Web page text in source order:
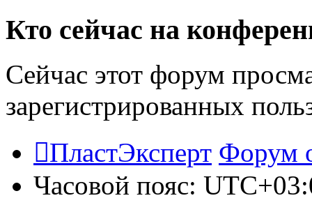
Кто сейчас на
Сейчас этот форум
зарегистрированных
ПластЭксперт Форум
Часовой пояс: